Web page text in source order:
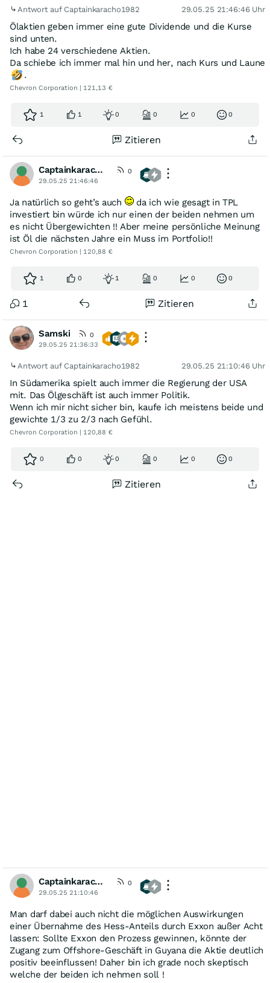
Antwort auf Captainkaracho1982 29.05.25 21:46:46 Uhr
Ölaktien geben immer eine gute Dividende und die Kurse
sind unten.
Ich habe 24 verschiedene Aktien.
Da schiebe ich immer mal hin und her, nach Kurs und Laune
.
Chevron Corporation | 121,13 €
1 1 0 0 0 0
Zitieren
Captainkaracho1982
0
29.05.25 21:46:46
Ja natürlich so geht’s auch
da ich wie gesagt in TPL
investiert bin würde ich nur einen der beiden nehmen um
es nicht Übergewichten !! Aber meine persönliche Meinung
ist Öl die nächsten Jahre ein Muss im Portfolio!!
Chevron Corporation | 120,88 €
1 0 1 0 0 0
1 Zitieren
Samski
0
29.05.25 21:36:33
Antwort auf Captainkaracho1982 29.05.25 21:10:46 Uhr
In Südamerika spielt auch immer die Regierung der USA
mit. Das Ölgeschäft ist auch immer Politik.
Wenn ich mir nicht sicher bin, kaufe ich meistens beide und
gewichte 1/3 zu 2/3 nach Gefühl.
Chevron Corporation | 120,88 €
0 0 0 0 0 0
Zitieren
Captainkaracho1982
0
29.05.25 21:10:46
Man darf dabei auch nicht die möglichen Auswirkungen
einer Übernahme des Hess-Anteils durch Exxon außer Acht
lassen: Sollte Exxon den Prozess gewinnen, könnte der
Zugang zum Offshore-Geschäft in Guyana die Aktie deutlich
positiv beeinflussen! Daher bin ich grade noch skeptisch
welche der beiden ich nehmen soll !